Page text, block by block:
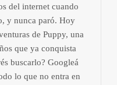
del internet cuando
y nunca paró. Hoy
de Puppy, una
que ya conquista
buscarlo? Googleá
lo que no entra en